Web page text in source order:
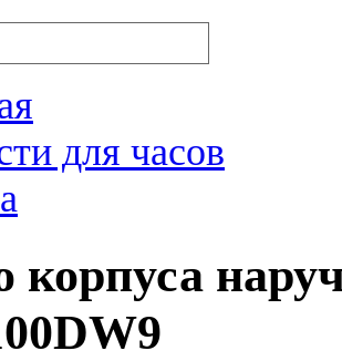
для часов
корпуса